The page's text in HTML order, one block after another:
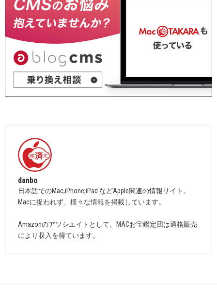
danbo
日本語でのMac,iPhone,iPad などApple関連の情報サイト。
Macに捉われず、様々な情報を掲載しています。
Amazonのアソシエイトとして、MACお宝鑑定団は適格販売
により収入を得ています。